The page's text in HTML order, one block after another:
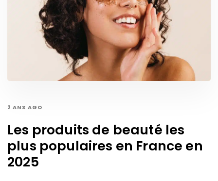
2 ANS AGO
Les produits de beauté les
plus populaires en France en
2025